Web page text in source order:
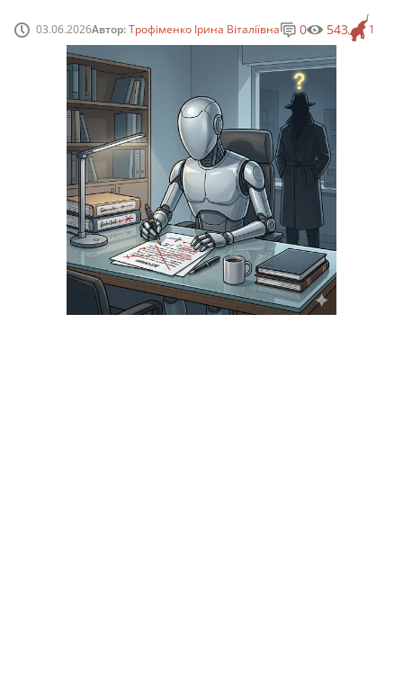
03.06.2026Автор:Трофіменко Ірина Віталіївна 1
0 543